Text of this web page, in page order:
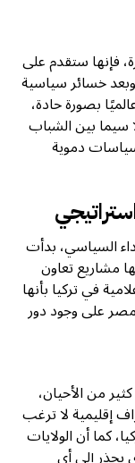
فإنها ستقدم على
خسائر سياسية
بصورة حادة،
سيما بين الشباب
دموية
السياسي، بدأت
مشاريع تعاون
في تركيا بأنها
مصر على وجود دور
من الأحيان،
إقليمية لا ترغب
كما أن الولايات